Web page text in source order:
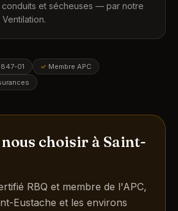
conduits et sécheuses — par notre
01 ✓ Membre APC
choisir à Saint-
RBQ et membre de l'APC,
Eustache et les environs